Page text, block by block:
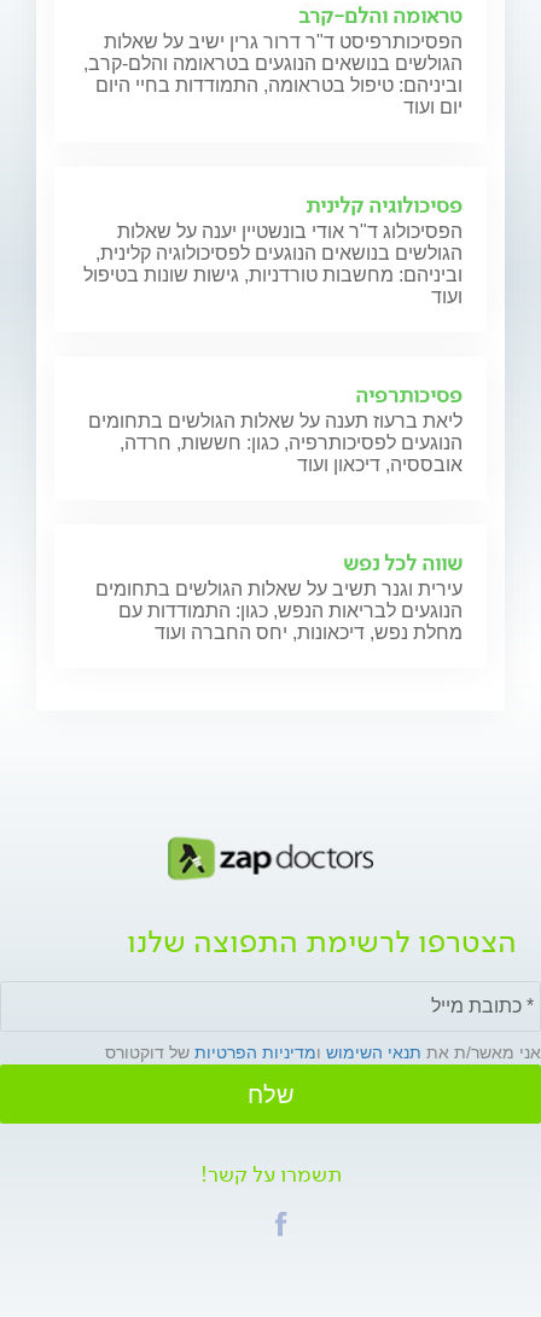
טראומה והלם-קרב
הפסיכותרפיסט ד"ר דרור גרין ישיב על שאלות
הגולשים בנושאים הנוגעים בטראומה והלם-קרב,
וביניהם: טיפול בטראומה, התמודדות בחיי היום
יום ועוד
פסיכולוגיה קלינית
הפסיכולוג ד"ר אודי בונשטיין יענה על שאלות
הגולשים בנושאים הנוגעים לפסיכולוגיה קלינית,
וביניהם: מחשבות טורדניות, גישות שונות בטיפול
ועוד
פסיכותרפיה
ליאת ברעוז תענה על שאלות הגולשים בתחומים
הנוגעים לפסיכותרפיה, כגון: חששות, חרדה,
אובססיה, דיכאון ועוד
שווה לכל נפש
עירית וגנר תשיב על שאלות הגולשים בתחומים
הנוגעים לבריאות הנפש, כגון: התמודדות עם
מחלת נפש, דיכאונות, יחס החברה ועוד
הצטרפו לרשימת התפוצה שלנו
אני מאשר/ת את תנאי השימוש ומדיניות הפרטיות של דוקטורס
שלח
תשמרו על קשר!